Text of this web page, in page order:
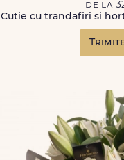
de la
Cutie cu trandafiri si